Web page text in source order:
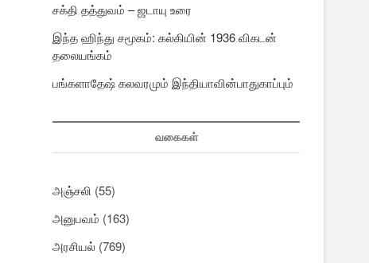
சக்தி தத்துவம் – ஜடாயு உரை
இந்த ஹிந்து சமூகம்: கல்கியின் 1936 விகடன்
தலையங்கம்
பங்களாதேஷ் கலவரமும் இந்தியாவின்பாதுகாப்பும்
வகைகள்
அஞ்சலி (55)
அனுபவம் (163)
அரசியல் (769)